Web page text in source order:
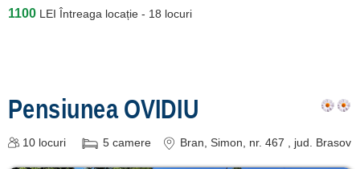
1100 LEI Întreaga locație - 18 locuri
Pensiunea OVIDIU
10 locuri 5 camere Bran, Simon, nr. 467 , jud. Brasov